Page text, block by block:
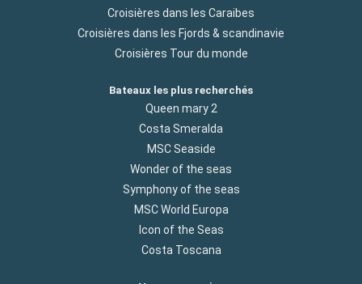
Croisières dans les Caraibes
Croisières dans les Fjords & scandinavie
Croisières Tour du monde
Bateaux les plus recherchés
Queen mary 2
Costa Smeralda
MSC Seaside
Wonder of the seas
Symphony of the seas
MSC World Europa
Icon of the Seas
Costa Toscana